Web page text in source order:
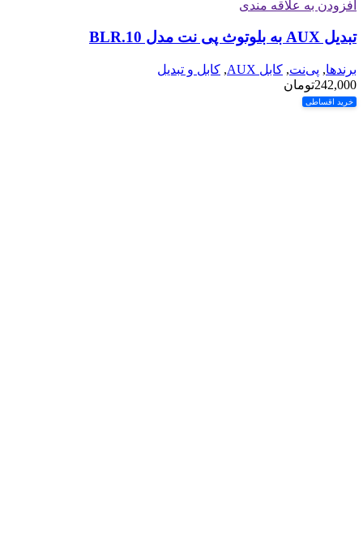
افزودن به علاقه مندی
تبدیل AUX به بلوتوث پی نت مدل BLR.10
برندها, پی‌نت, کابل AUX , کابل و تبدیل
242,000تومان
خرید اقساطی